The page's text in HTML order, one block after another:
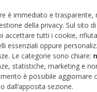
è immediato e trasparente,
della privacy. Sul sito
accettare tutti i cookie,
essenziali oppure
Le categorie sono chiare:
statistiche, marketing e
è possibile aggiornare
dall’apposita sezione.